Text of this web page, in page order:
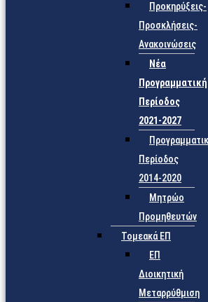
Προκηρύξεις-
Προσκλήσεις-
Ανακοινώσεις
Νέα
Προγραμματική
Περίοδος
2021-2027
Περίοδος
2014-2020
Μητρώο
Προμηθευτών
Τομεακά ΕΠ
ΕΠ
Διοικητική
Μεταρρύθμιση